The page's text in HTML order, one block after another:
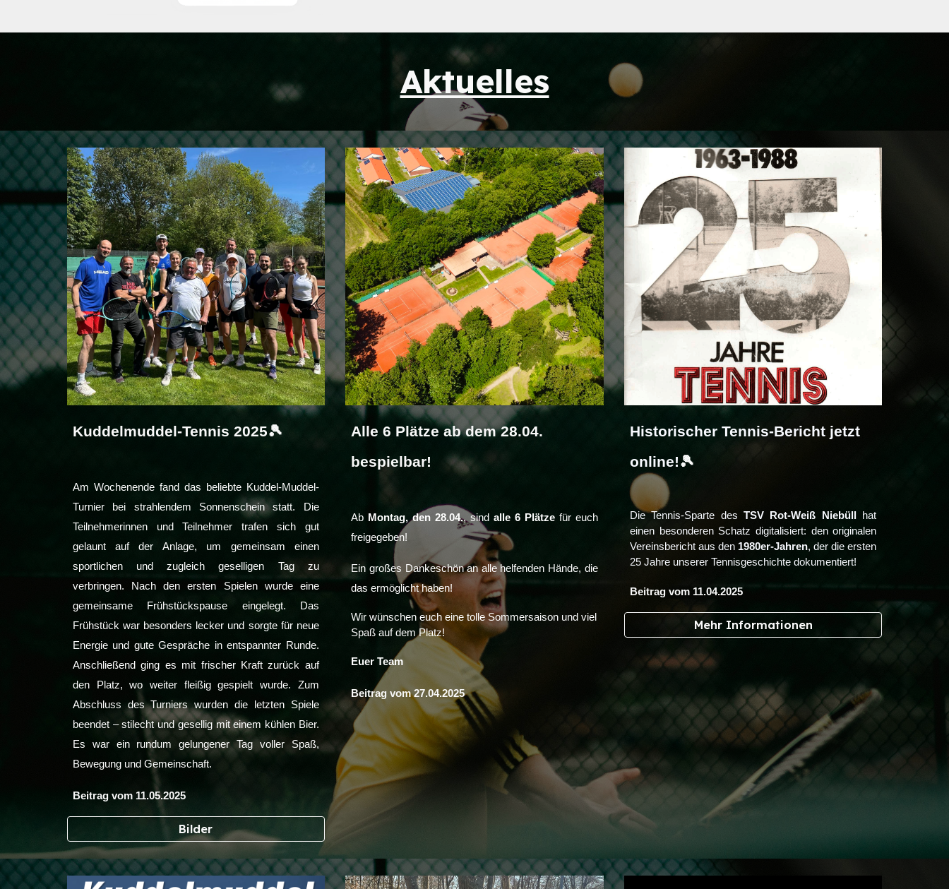
Aktuelles
Kuddelmuddel-Tennis 2025🎾
Am Wochenende fand das beliebte Kuddel-Muddel-
Turnier bei strahlendem Sonnenschein statt. Die
Teilnehmerinnen und Teilnehmer trafen sich gut
gelaunt auf der Anlage, um gemeinsam einen
sportlichen und zugleich geselligen Tag zu
verbringen. Nach den ersten Spielen wurde eine
gemeinsame Frühstückspause eingelegt. Das
Frühstück war besonders lecker und sorgte für neue
Energie und gute Gespräche in entspannter Runde.
Anschließend ging es mit frischer Kraft zurück auf
den Platz, wo weiter fleißig gespielt wurde. Zum
Abschluss des Turniers wurden die letzten Spiele
beendet – stilecht und gesellig mit einem kühlen Bier.
Es war ein rundum gelungener Tag voller Spaß,
Bewegung und Gemeinschaft.
Beitrag vom 11.05.2025
Bilder
Alle 6 Plätze ab dem 28.04.
bespielbar!
Ab Montag, den 28.04., sind alle 6 Plätzefür euch
freigegeben!
Ein großes Dankeschön an alle helfenden Hände, die
das ermöglicht haben!
Wir wünschen euch eine tolle Sommersaison und viel
Spaß auf dem Platz!
Euer Team
Beitrag vom27.04.2025
Historischer Tennis-Bericht jetzt
online!🎾
Die Tennis-Sparte desTSV Rot-Weiß Niebüll
hat
einen besonderen Schatz digitalisiert: den originalen
Vereinsbericht aus den 1980er-Jahren, der die ersten
25 Jahre unserer Tennisgeschichte dokumentiert!
Beitrag vom 11.04.2025
Mehr Informationen